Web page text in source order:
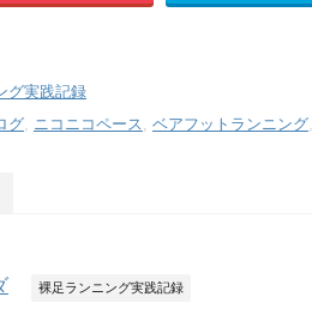
グ実践記録
グ, ニコニコペース, ベアフットランニング,
裸足ランニング実践記録